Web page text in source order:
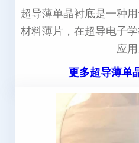
超导薄单晶衬底是一种
材料薄片，在超导电子
应用
更多超导薄单